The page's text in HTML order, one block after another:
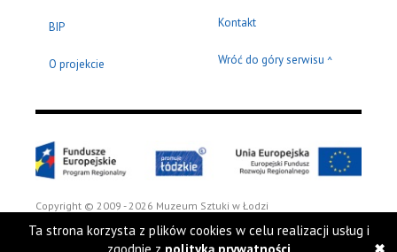
BIP
O projekcie
Kontakt
Wróć do góry serwisu ^
Copyright © 2009 - 2026 Muzeum Sztuki w Łodzi
Ta strona korzysta z plików cookies w celu realizacji usług i